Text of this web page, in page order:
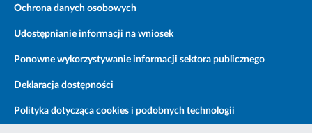
Ochrona danych osobowych
Udostępnianie informacji na wniosek
Ponowne wykorzystywanie informacji sektora publicznego
Deklaracja dostępności
Polityka dotycząca cookies i podobnych technologii